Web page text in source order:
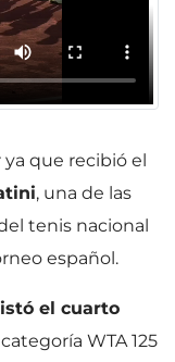
ya que recibió el
, una de las
tenis nacional
español.
el cuarto
WTA 125